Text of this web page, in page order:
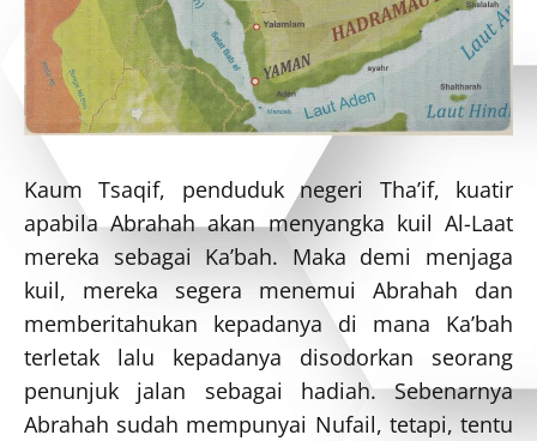
Kaum Tsaqif, penduduk negeri Tha’if, kuatir
apabila Abrahah akan menyangka kuil Al-Laat
mereka sebagai Ka’bah. Maka demi menjaga
kuil, mereka segera menemui Abrahah dan
memberitahukan kepadanya di mana Ka’bah
terletak lalu kepadanya disodorkan seorang
penunjuk jalan sebagai hadiah. Sebenarnya
Abrahah sudah mempunyai Nufail, tetapi, tentu